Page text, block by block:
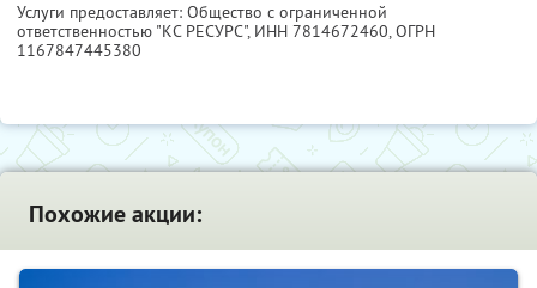
Услуги предоставляет: Общество с ограниченной
ответственностью "КС РЕСУРС", ИНН 7814672460, ОГРН
1167847445380
Похожие акции: